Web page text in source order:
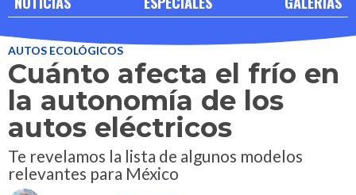
AUTOS ECOLÓGICOS
Cuánto afecta el frío en
la autonomía de los
autos eléctricos
Te revelamos la lista de algunos modelos
relevantes para México